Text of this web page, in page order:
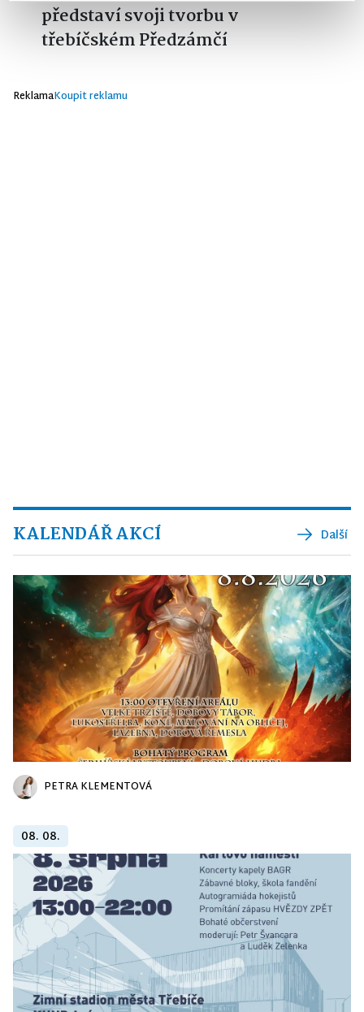
představí svoji tvorbu v
třebíčském Předzámčí
ReklamaKoupit reklamu
KALENDÁŘ AKCÍ Další
PETRA KLEMENTOVÁ
08. 08.